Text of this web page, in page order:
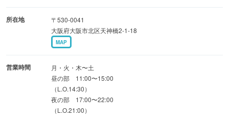
・細挽きせいろ … ９００円（税込）
・粗挽き田舎蕎麦 … 900円（税込）
・すだち蕎麦 …1,400円（税込）
※デリバリーも開始しました。ぜひご利用下さい。
所在地
〒530-0041
大阪府大阪市北区天神橋2-1-18
MAP
営業時間
月・火・木〜土
昼の部 11:00〜15:00
（L.O.14:30）
夜の部 17:00〜22:00
（L.O.21:00）